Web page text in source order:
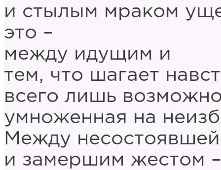
и стылым мраком
это –
между идущим и
тем, что шагает
всего лишь
умноженная на
Между
и замершим жестом –